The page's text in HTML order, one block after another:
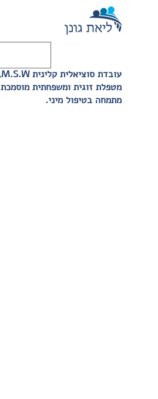
,M.S.W עובדת סוציאלית קלינית
.מטפלת זוגית ומשפחתית מוסמכת
.מתמחה בטיפול מיני